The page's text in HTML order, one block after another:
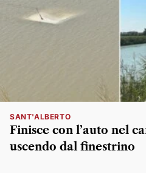
SANT'ALBERTO
Finisce con l’auto nel
uscendo dal finestrino